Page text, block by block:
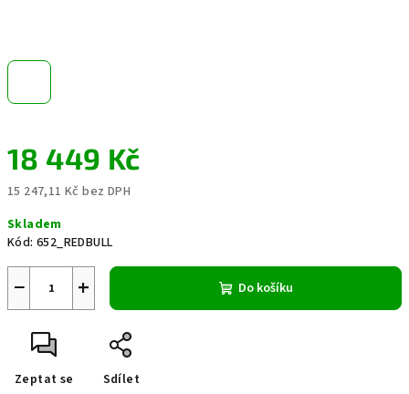
18 449 Kč
15 247,11 Kč bez DPH
cena:
Skladem
Kód: 652_REDBULL
+
− Do košíku
Zeptat se Sdílet